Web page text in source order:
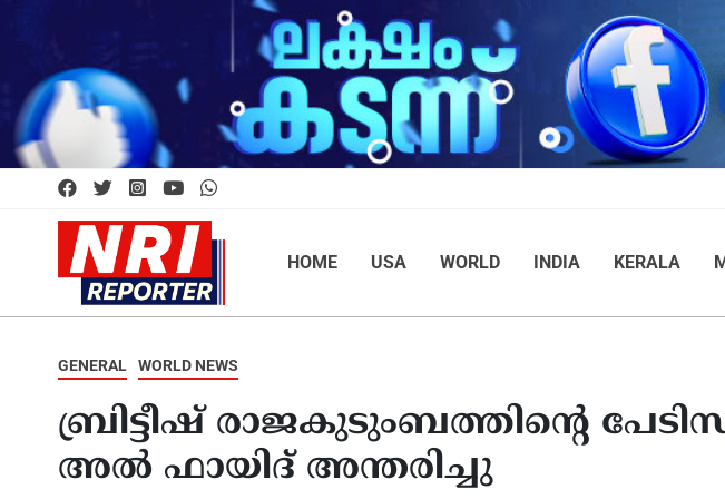
HOME USA WORLD INDIA KERALA
GENERAL WORLD NEWS
ബ്രിട്ടീഷ് രാജകുടുംബത്തിന്റെ
അൽ ഫായിദ് അന്തരിച്ചു